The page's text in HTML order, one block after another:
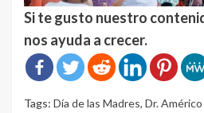
Si te gusto nuestro
nos ayuda a crecer.
Tags: Día de las Madres, Dr.